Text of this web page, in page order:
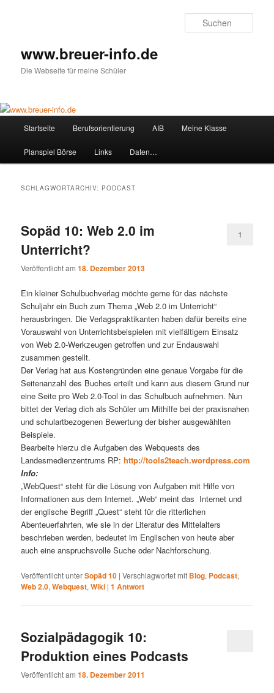
www.breuer-info.de
Die Webseite für meine Schüler
Startseite Berufsorientierung AIB Meine Klasse
Planspiel Börse Links Daten…
SCHLAGWORTARCHIV: PODCAST
Sopäd 10: Web 2.0 im
Unterricht?
Veröffentlicht am18. Dezember 2013
1
Ein kleiner Schulbuchverlag möchte gerne für das nächste
Schuljahr ein Buch zum Thema „Web 2.0 im Unterricht“
herausbringen. Die Verlagspraktikanten haben dafür bereits eine
Vorauswahl von Unterrichtsbeispielen mit vielfältigem Einsatz
von Web 2.0-Werkzeugen getroffen und zur Endauswahl
zusammen gestellt.
Der Verlag hat aus Kostengründen eine genaue Vorgabe für die
Seitenanzahl des Buches erteilt und kann aus diesem Grund nur
eine Seite pro Web 2.0-Tool in das Schulbuch aufnehmen. Nun
bittet der Verlag dich als Schüler um Mithilfe bei der praxisnahen
und schulartbezogenen Bewertung der bisher ausgewählten
Beispiele.
Bearbeite hierzu die Aufgaben des Webquests des
Landesmedienzentrums RP:http://tools2teach.wordpress.com
Info:
„WebQuest“ steht für die Lösung von Aufgaben mit Hilfe von
Informationen aus dem Internet. „Web“ meint das Internet und
der englische Begriff „Quest“ steht für die ritterlichen
Abenteuerfahrten, wie sie in der Literatur des Mittelalters
beschrieben werden, bedeutet im Englischen von heute aber
auch eine anspruchsvolle Suche oder Nachforschung.
Veröffentlicht unterSopäd 10 |Verschlagwortet mit Blog, Podcast,
Web 2.0,Webquest,Wiki |1 Antwort
Sozialpädagogik 10:
Produktion eines Podcasts
Veröffentlicht am18. Dezember 2011